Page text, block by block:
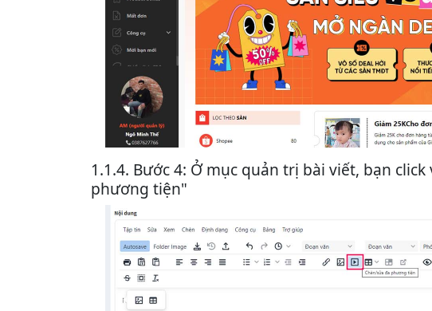
1.1.4. Bước 4: Ở mục quản trị bài viết, bạn
phương tiện"